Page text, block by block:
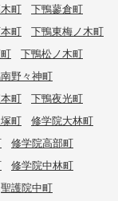
町
下鴨蓼倉町
町
下鴨東梅ノ木町
下鴨松ノ木町
野々神町
町
下鴨夜光町
町
修学院大林町
修学院高部町
修学院中林町
聖護院中町